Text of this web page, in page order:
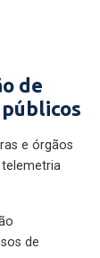
de
e órgãos
de